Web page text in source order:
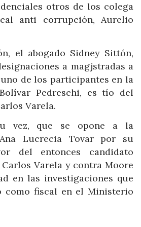
otros de los colega
anti corrupción, Aurelio
el abogado Sidney Sittón,
a magjstradas a
de los participantes en la
Pedreschi, es tío del
Varela.
vez, que se opone a la
Lucrecia Tovar por su
del entonces candidato
Varela y contra Moore
en las investigaciones que
como fiscal en el Ministerio